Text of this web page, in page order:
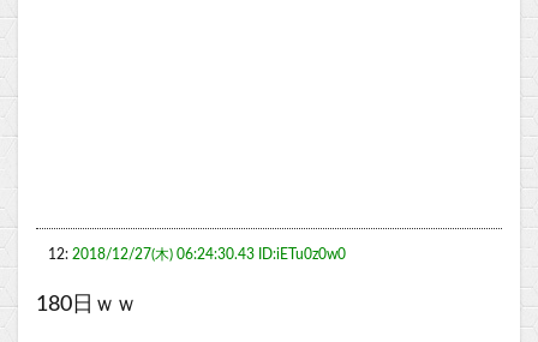
12: 2018/12/27(木) 06:24:30.43 ID:iETu0z0w0
180日ｗｗ